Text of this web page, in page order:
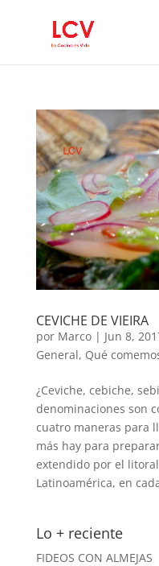
CEVICHE DE VIEIRA
por Marco| Jun 8,
General, Qué
¿Ceviche, cebiche,
denominaciones son
cuatro maneras para
más hay para
extendido por el
Latinoamérica, en
Lo + reciente
FIDEOS CON ALMEJAS